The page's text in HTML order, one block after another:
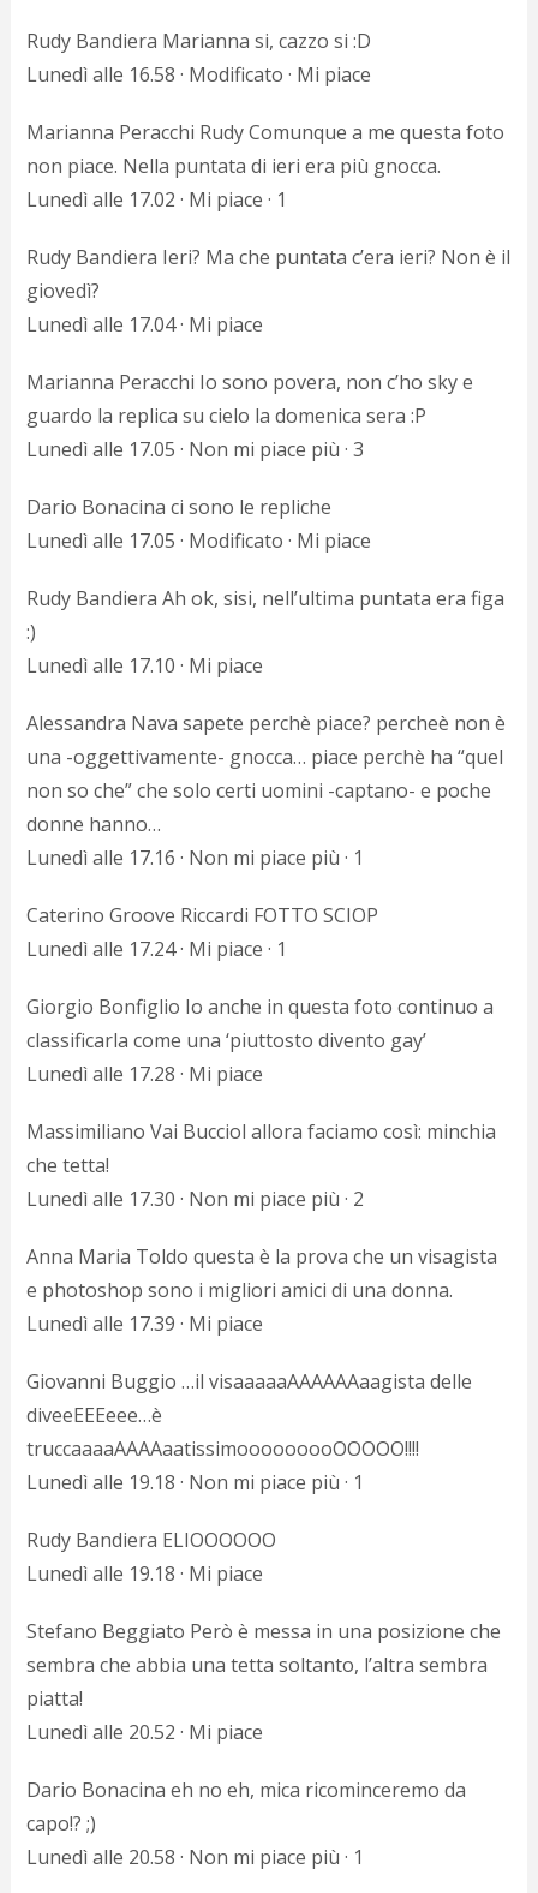
Rudy Bandiera Marianna si, cazzo si :D
Lunedì alle 16.58 · Modificato · Mi piace
Marianna Peracchi Rudy Comunque a me questa foto
non piace. Nella puntata di ieri era più gnocca.
Lunedì alle 17.02 · Mi piace · 1
Rudy Bandiera Ieri? Ma che puntata c’era ieri? Non è il
giovedì?
Lunedì alle 17.04 · Mi piace
Marianna Peracchi Io sono povera, non c’ho sky e
guardo la replica su cielo la domenica sera :P
Lunedì alle 17.05 · Non mi piace più · 3
Dario Bonacina ci sono le repliche
Lunedì alle 17.05 · Modificato · Mi piace
Rudy Bandiera Ah ok, sisi, nell’ultima puntata era figa
:)
Lunedì alle 17.10 · Mi piace
Alessandra Nava sapete perchè piace? percheè non è
una -oggettivamente- gnocca… piace perchè ha “quel
non so che” che solo certi uomini -captano- e poche
donne hanno…
Lunedì alle 17.16 · Non mi piace più · 1
Caterino Groove Riccardi FOTTO SCIOP
Lunedì alle 17.24 · Mi piace · 1
Giorgio Bonfiglio Io anche in questa foto continuo a
classificarla come una ‘piuttosto divento gay’
Lunedì alle 17.28 · Mi piace
Massimiliano Vai Bucciol allora faciamo così: minchia
che tetta!
Lunedì alle 17.30 · Non mi piace più · 2
Anna Maria Toldo questa è la prova che un visagista
e photoshop sono i migliori amici di una donna.
Lunedì alle 17.39 · Mi piace
Giovanni Buggio …il visaaaaaAAAAAAaagista delle
diveeEEEeee…è
truccaaaaAAAAaatissimooooooooOOOOO!!!!
Lunedì alle 19.18 · Non mi piace più · 1
Rudy Bandiera ELIOOOOOO
Lunedì alle 19.18 · Mi piace
Stefano Beggiato Però è messa in una posizione che
sembra che abbia una tetta soltanto, l’altra sembra
piatta!
Lunedì alle 20.52 · Mi piace
Dario Bonacina eh no eh, mica ricominceremo da
capo!? ;)
Lunedì alle 20.58 · Non mi piace più · 1